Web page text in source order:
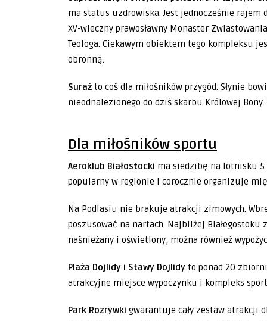
ma status uzdrowiska. Jest jednocześnie
XV-wieczny prawosławny Monaster
Teologa. Ciekawym obiektem tego kompleksu
obronną.
Suraż to coś dla miłośników przygód. Słynie
nieodnalezionego do dziś skarbu Królowej
Dla miłośników sportu
Aeroklub Białostocki ma siedzibę na lotnisku 5
popularny w regionie i corocznie organizuje
Na Podlasiu nie brakuje atrakcji zimowych.
poszusować na nartach. Najbliżej
naśnieżany i oświetlony, można również
Plaża Dojlidy i Stawy Dojlidy to ponad 20
atrakcyjne miejsce wypoczynku i kompleks
Park Rozrywki gwarantuje cały zestaw atrakcji